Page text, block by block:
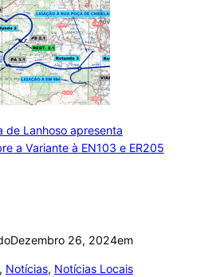
de Lanhoso apresenta
a Variante à EN103 e ER205
Dezembro 26, 2024em
, Notícias, Notícias Locais